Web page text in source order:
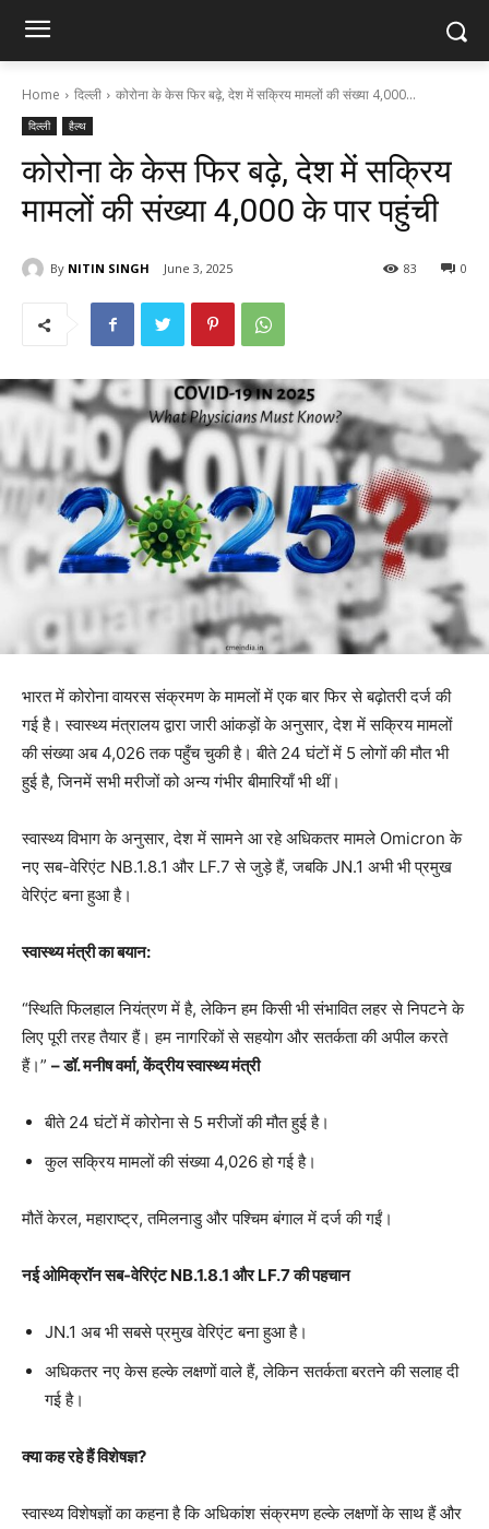
Home दिल्ली कोरोना के केस फिर बढ़े, देश में सक्रिय मामलों की संख्या 4,000...
दिल्ली हैल्थ
कोरोना के केस फिर बढ़े, देश में सक्रिय
मामलों की संख्या 4,000 के पार पहुंची
By NITIN SINGH June 3, 2025 0
83
भारत में कोरोना वायरस संक्रमण के मामलों में एक बार फिर से बढ़ोतरी दर्ज की
गई है। स्वास्थ्य मंत्रालय द्वारा जारी आंकड़ों के अनुसार, देश में सक्रिय मामलों
की संख्या अब 4,026 तक पहुँच चुकी है। बीते 24 घंटों में 5 लोगों की मौत भी
हुई है, जिनमें सभी मरीजों को अन्य गंभीर बीमारियाँ भी थीं।
स्वास्थ्य विभाग के अनुसार, देश में सामने आ रहे अधिकतर मामले Omicron के
नए सब-वेरिएंट NB.1.8.1 और LF.7 से जुड़े हैं, जबकि JN.1 अभी भी प्रमुख
वेरिएंट बना हुआ है।
स्वास्थ्य मंत्री का बयान:
“स्थिति फिलहाल नियंत्रण में है, लेकिन हम किसी भी संभावित लहर से निपटने के
लिए पूरी तरह तैयार हैं। हम नागरिकों से सहयोग और सतर्कता की अपील करते
हैं।” – डॉ. मनीष वर्मा, केंद्रीय स्वास्थ्य मंत्री
बीते 24 घंटों में कोरोना से 5 मरीजों की मौत हुई है।
कुल सक्रिय मामलों की संख्या 4,026 हो गई है।
मौतें केरल, महाराष्ट्र, तमिलनाडु और पश्चिम बंगाल में दर्ज की गईं।
नई ओमिक्रॉन सब-वेरिएंट NB.1.8.1 और LF.7 की पहचान
JN.1 अब भी सबसे प्रमुख वेरिएंट बना हुआ है।
अधिकतर नए केस हल्के लक्षणों वाले हैं, लेकिन सतर्कता बरतने की सलाह दी
गई है।
क्या कह रहे हैं विशेषज्ञ?
स्वास्थ्य विशेषज्ञों का कहना है कि अधिकांश संक्रमण हल्के लक्षणों के साथ हैं और